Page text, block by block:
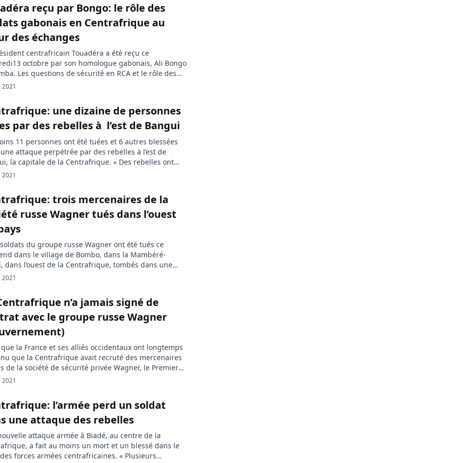
reçu par Bongo: le rôle des
gabonais en Centrafrique au
des échanges
centrafricain Touadéra a été reçu ce
octobre par son homologue gabonais, Ali Bongo
Les questions de sécurité en RCA et le rôle des
gabonais ont été au centre des échanges. Le Gabon
au […]
2021
une dizaine de personnes
par des rebelles à l’est de Bangui
11 personnes ont été tuées et 6 autres blessées
attaque perpétrée par des rebelles à l’est de
la capitale de la Centrafrique. « Des rebelles ont
trois véhicules mardi vers 10H00 (09H00 GMT) et le
2021
trois mercenaires de la
russe Wagner tués dans l’ouest
du groupe russe Wagner ont été tués ce
dans le village de Bombo, dans la Mambéré-
dans l’ouest de la Centrafrique, tombés dans une
tendue par les combattants du groupe rebelle
ont été tués samedi […]
2021
n’a jamais signé de
avec le groupe russe Wagner
la France et ses alliés occidentaux ont longtemps
que la Centrafrique avait recruté des mercenaires
de la société de sécurité privée Wagner, le Premier
centrafricain Henri-Marie Dondra apporte un
avait […]
2021
l’armée perd un soldat
une attaque des rebelles
attaque armée à Biadé, au centre de la
a fait au moins un mort et un blessé dans le
forces armées centrafricaines. « Plusieurs